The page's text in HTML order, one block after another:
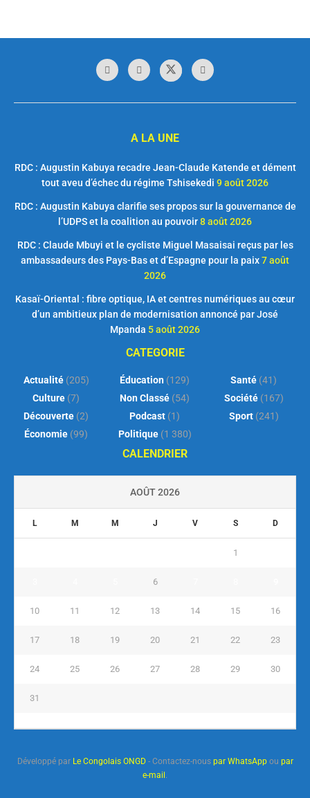
A LA UNE
RDC : Augustin Kabuya recadre Jean-Claude Katende et dément
tout aveu d’échec du régime Tshisekedi 9 août 2026
RDC : Augustin Kabuya clarifie ses propos sur la gouvernance de
l’UDPS et la coalition au pouvoir8 août 2026
RDC : Claude Mbuyi et le cycliste Miguel Masaisai reçus par les
ambassadeurs des Pays-Bas et d’Espagne pour la paix7 août
2026
Kasaï-Oriental : fibre optique, IA et centres numériques au cœur
d’un ambitieux plan de modernisation annoncé par José
Mpanda 5 août 2026
CATEGORIE
Actualité(205)
Culture (7)
Découverte (2)
Économie (99)
Éducation (129)
Non Classé (54)
Podcast (1)
Politique(1 380)
Santé (41)
Société(167)
Sport(241)
CALENDRIER
AOÛT 2026
L M M J V S D
1
6
10 11 12 13 14 15 16
17 18 19 20 21 22 23
24 25 26 27 28 29 30
31
Développé par Le Congolais ONGD- Contactez-nous par WhatsAppou par
e-mail .